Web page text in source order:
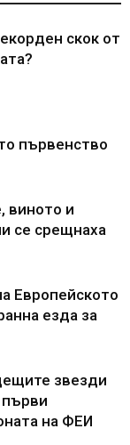
скок от
първенство
виното и
се срещнаха
Европейското
езда за
звезди
на ФЕИ